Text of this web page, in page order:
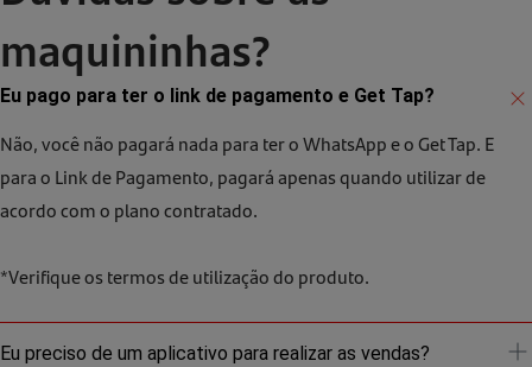
maquininhas?
Eu pago para ter o link de pagamento e Get Tap?
Não, você não pagará nada para ter o WhatsApp e o Get Tap. E
para o Link de Pagamento, pagará apenas quando utilizar de
acordo com o plano contratado.
*Verifique os termos de utilização do produto.
Eu preciso de um aplicativo para realizar as vendas?